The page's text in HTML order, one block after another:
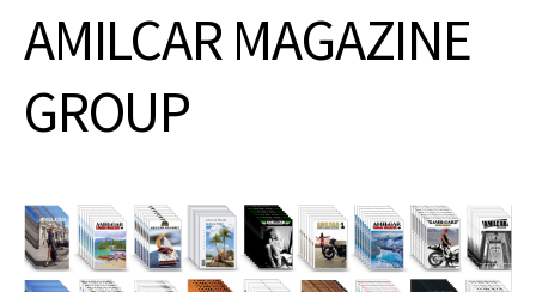
AMILCAR MAGAZINE
GROUP